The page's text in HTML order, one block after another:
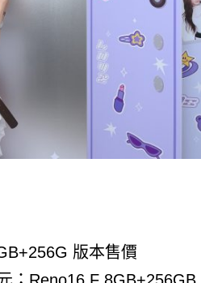
版本售價
；Reno16 F 8GB+256GB